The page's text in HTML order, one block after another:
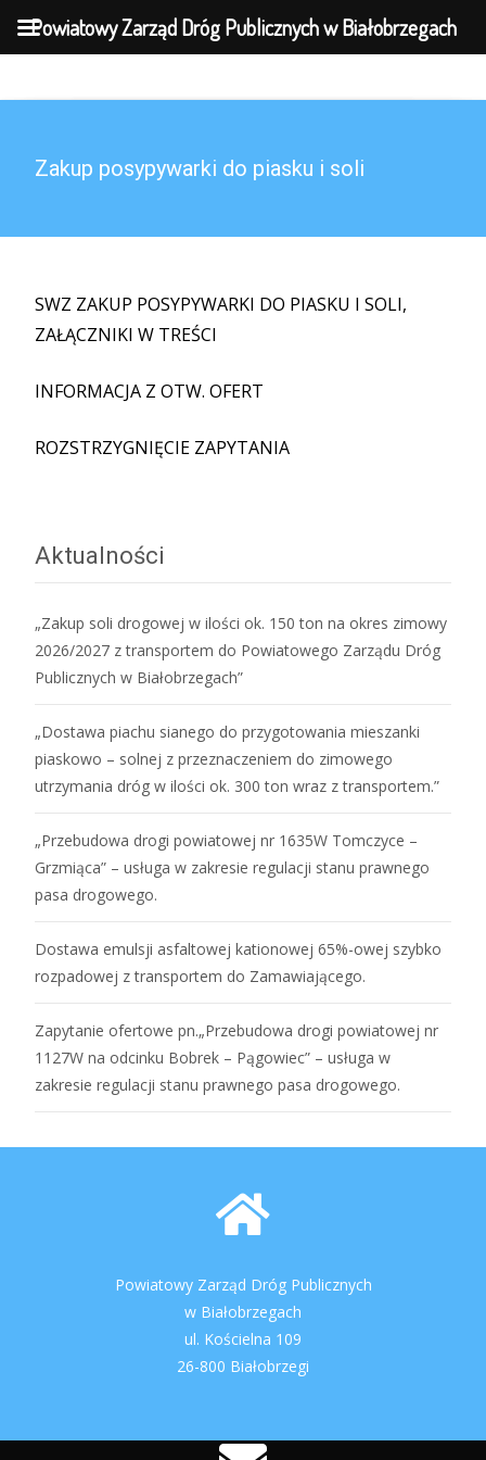
Zakup posypywarki do piasku i soli
SWZ ZAKUP POSYPYWARKI DO PIASKU I SOLI,
ZAŁĄCZNIKI W TREŚCI
INFORMACJA Z OTW. OFERT
ROZSTRZYGNIĘCIE ZAPYTANIA
Aktualności
„Zakup soli drogowej w ilości ok. 150 ton na okres zimowy
2026/2027 z transportem do Powiatowego Zarządu Dróg
Publicznych w Białobrzegach”
„Dostawa piachu sianego do przygotowania mieszanki
piaskowo – solnej z przeznaczeniem do zimowego
utrzymania dróg w ilości ok. 300 ton wraz z transportem.”
„Przebudowa drogi powiatowej nr 1635W Tomczyce –
Grzmiąca” – usługa w zakresie regulacji stanu prawnego
pasa drogowego.
Dostawa emulsji asfaltowej kationowej 65%-owej szybko
rozpadowej z transportem do Zamawiającego.
Zapytanie ofertowe pn.„Przebudowa drogi powiatowej nr
1127W na odcinku Bobrek – Pągowiec” – usługa w
zakresie regulacji stanu prawnego pasa drogowego.
Powiatowy Zarząd Dróg Publicznych
w Białobrzegach
ul. Kościelna 109
26-800 Białobrzegi
Powiatowy Zarząd Dróg Publicznych w Białobrzegach
MENU